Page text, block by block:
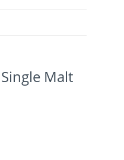
Malt